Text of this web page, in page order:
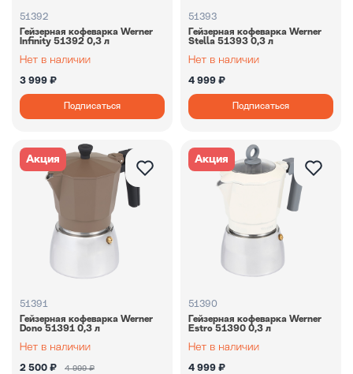
51392
Гейзерная кофеварка Werner
Infinity 51392 0,3 л
3 999 ₽
Подписаться
51393
Гейзерная кофеварка Werner
Stella 51393 0,3 л
4 999 ₽
Подписаться
Акция
51391
Гейзерная кофеварка Werner
Dono 51391 0,3 л
2 500 ₽ 4 999 ₽
Акция
51390
Гейзерная кофеварка Werner
Estro 51390 0,3 л
4 999 ₽